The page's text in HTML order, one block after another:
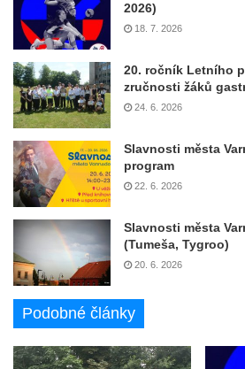
2026)
18. 7. 2026
20. ročník Letního
zručnosti žáků
24. 6. 2026
Slavnosti města
program
22. 6. 2026
Slavnosti města
(Tumeša, Tygroo)
20. 6. 2026
Podobné články